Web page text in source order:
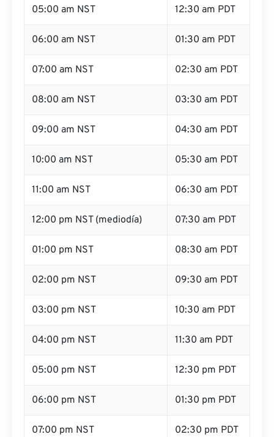
05:00 am NST 12:30 am PDT
06:00 am NST 01:30 am PDT
07:00 am NST 02:30 am PDT
08:00 am NST 03:30 am PDT
09:00 am NST 04:30 am PDT
10:00 am NST 05:30 am PDT
11:00 am NST 06:30 am PDT
12:00 pm NST (mediodía) 07:30 am PDT
01:00 pm NST 08:30 am PDT
02:00 pm NST 09:30 am PDT
03:00 pm NST 10:30 am PDT
04:00 pm NST 11:30 am PDT
05:00 pm NST 12:30 pm PDT
06:00 pm NST 01:30 pm PDT
07:00 pm NST 02:30 pm PDT